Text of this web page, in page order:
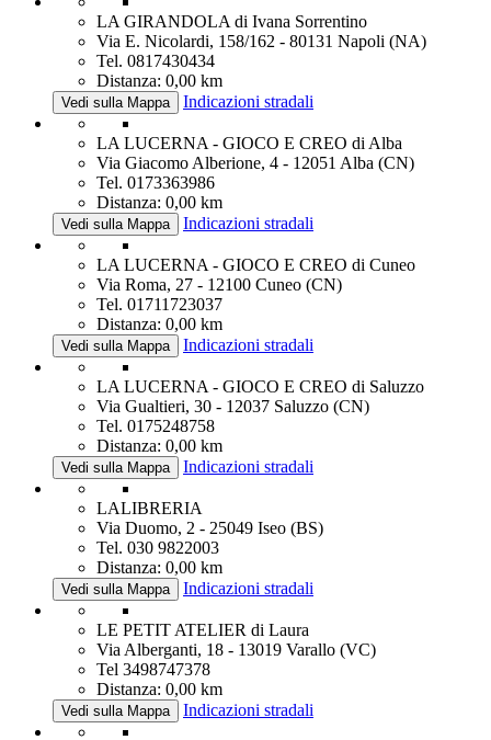
LA GIRANDOLA di Ivana Sorrentino
Via E. Nicolardi, 158/162 - 80131 Napoli (NA)
Tel. 0817430434
Distanza: 0,00 km
Vedi sulla Mappa Indicazioni stradali
LA LUCERNA - GIOCO E CREO di Alba
Via Giacomo Alberione, 4 - 12051 Alba (CN)
Tel. 0173363986
Distanza: 0,00 km
Vedi sulla Mappa Indicazioni stradali
LA LUCERNA - GIOCO E CREO di Cuneo
Via Roma, 27 - 12100 Cuneo (CN)
Tel. 01711723037
Distanza: 0,00 km
Vedi sulla Mappa Indicazioni stradali
LA LUCERNA - GIOCO E CREO di Saluzzo
Via Gualtieri, 30 - 12037 Saluzzo (CN)
Tel. 0175248758
Distanza: 0,00 km
Vedi sulla Mappa Indicazioni stradali
LALIBRERIA
Via Duomo, 2 - 25049 Iseo (BS)
Tel. 030 9822003
Distanza: 0,00 km
Vedi sulla Mappa Indicazioni stradali
LE PETIT ATELIER di Laura
Via Alberganti, 18 - 13019 Varallo (VC)
Tel 3498747378
Distanza: 0,00 km
Vedi sulla Mappa Indicazioni stradali